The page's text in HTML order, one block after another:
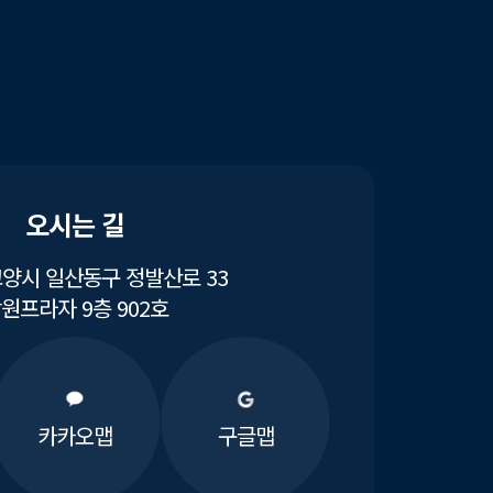
오시는 길
시 일산동구 정발산로 33
프라자 9층 902호
카카오맵 구글맵